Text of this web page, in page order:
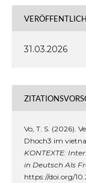
31.03.2026
Vo, T. S. (2026).
Dhoch3 im
KONTEXTE:
in Deutsch Als
https://doi.org/